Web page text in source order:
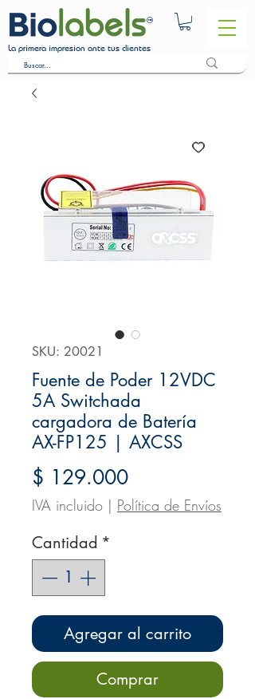
La primera impresion ante tus clientes
SKU: 20021
Fuente de Poder 12VDC
5A Switchada
cargadora de Batería
AX-FP125 | AXCSS
$ 129.000Precio
IVA incluido | Política de Envíos
Cantidad *
Agregar al carrito
Comprar